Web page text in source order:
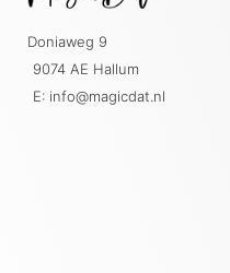
Doniaweg 9
9074 AE Hallum
E: info@magicdat.nl